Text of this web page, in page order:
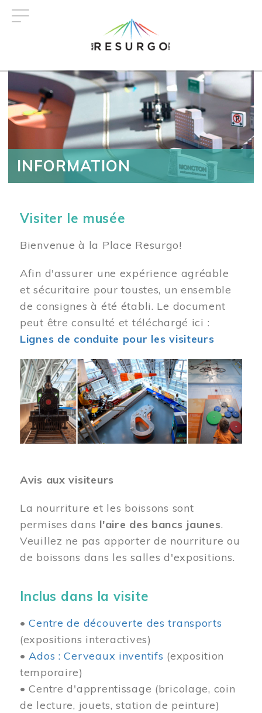
INFORMATION
Visiter le musée
Bienvenue à la Place Resurgo!
Afin d'assurer une expérience agréable
et sécuritaire pour toustes, un ensemble
de consignes à été établi. Le document
peut être consulté et téléchargé ici :
Lignes de conduite pour les visiteurs
Image
Avis aux visiteurs
La nourriture et les boissons sont
permises dans l'aire des bancs jaunes.
Veuillez ne pas apporter de nourriture ou
de boissons dans les salles d'expositions.
Inclus dans la visite
•Centre de découverte des transports
(expositions interactives)
•Ados : Cerveaux inventifs (exposition
temporaire)
• Centre d'apprentissage (bricolage, coin
de lecture, jouets, station de peinture)